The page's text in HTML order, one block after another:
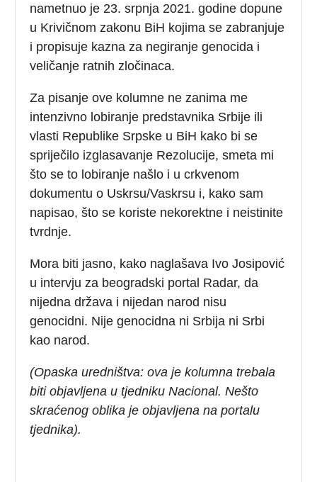
nametnuo je 23. srpnja 2021. godine dopune
u Krivičnom zakonu BiH kojima se zabranjuje
i propisuje kazna za negiranje genocida i
veličanje ratnih zločinaca.
Za pisanje ove kolumne ne zanima me
intenzivno lobiranje predstavnika Srbije ili
vlasti Republike Srpske u BiH kako bi se
spriječilo izglasavanje Rezolucije, smeta mi
što se to lobiranje našlo i u crkvenom
dokumentu o Uskrsu/Vaskrsu i, kako sam
napisao, što se koriste nekorektne i neistinite
tvrdnje.
Mora biti jasno, kako naglašava Ivo Josipović
u intervju za beogradski portal Radar, da
nijedna država i nijedan narod nisu
genocidni. Nije genocidna ni Srbija ni Srbi
kao narod.
(Opaska uredništva: ova je kolumna trebala
biti objavljena u tjedniku Nacional. Nešto
skraćenog oblika je objavljena na portalu
tjednika).